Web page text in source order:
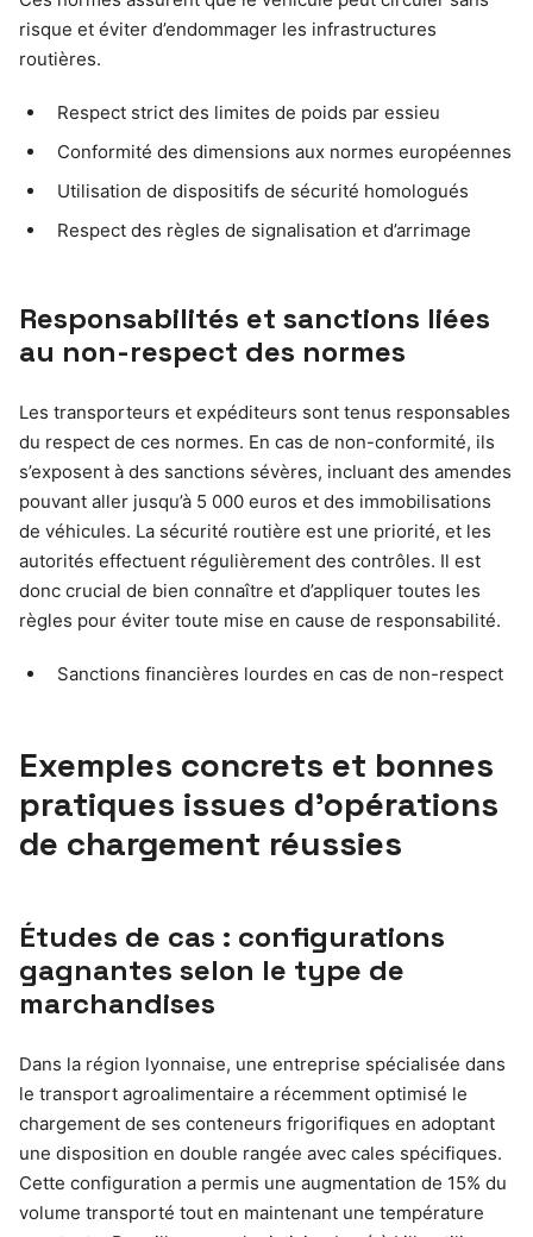
risque et éviter d’endommager les infrastructures
routières.
Respect strict des limites de poids par essieu
Conformité des dimensions aux normes européennes
Utilisation de dispositifs de sécurité homologués
Respect des règles de signalisation et d’arrimage
Responsabilités et sanctions liées
au non-respect des normes
Les transporteurs et expéditeurs sont tenus responsables
du respect de ces normes. En cas de non-conformité, ils
s’exposent à des sanctions sévères, incluant des amendes
pouvant aller jusqu’à 5 000 euros et des immobilisations
de véhicules. La sécurité routière est une priorité, et les
autorités effectuent régulièrement des contrôles. Il est
donc crucial de bien connaître et d’appliquer toutes les
règles pour éviter toute mise en cause de responsabilité.
Sanctions financières lourdes en cas de non-respect
Exemples concrets et bonnes
pratiques issues d’opérations
de chargement réussies
Études de cas : configurations
gagnantes selon le type de
marchandises
Dans la région lyonnaise, une entreprise spécialisée dans
le transport agroalimentaire a récemment optimisé le
chargement de ses conteneurs frigorifiques en adoptant
une disposition en double rangée avec cales spécifiques.
Cette configuration a permis une augmentation de 15% du
volume transporté tout en maintenant une température